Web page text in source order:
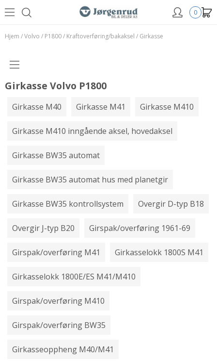
0
Hjem /Volvo / P1800/ Kraftoverføring/bakaksel / Girkasse
Girkasse Volvo P1800
Girkasse M40 Girkasse M41 Girkasse M410
Girkasse M410 inngående aksel, hovedaksel
Girkasse BW35 automat
Girkasse BW35 automat hus med planetgir
Girkasse BW35 kontrollsystem Overgir D-typ B18
Overgir J-typ B20 Girspak/overføring 1961-69
Girspak/overføring M41 Girkasselokk 1800S M41
Girkasselokk 1800E/ES M41/M410
Girspak/overføring M410
Girspak/overføring BW35
Girkasseoppheng M40/M41